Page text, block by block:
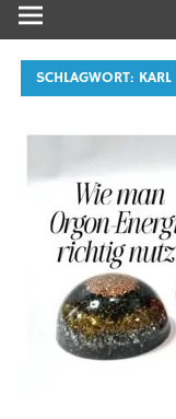
SCHLAGWORT: